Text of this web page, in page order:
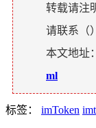
转载请注
请联系（
本文地址：
ml
标签： imToken